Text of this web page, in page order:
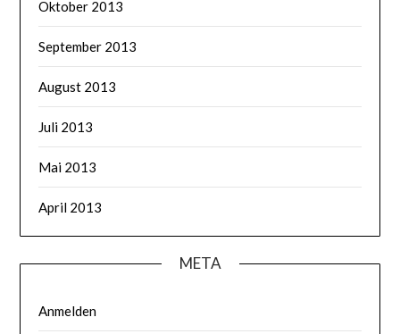
Oktober 2013
September 2013
August 2013
Juli 2013
Mai 2013
April 2013
META
Anmelden